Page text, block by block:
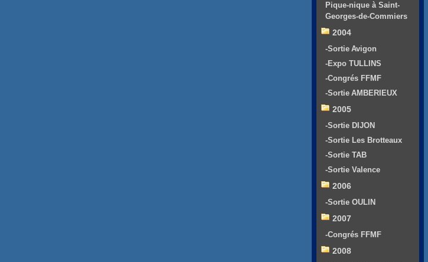
Pique-nique à Saint-
Georges-de-Commiers
2004
-Sortie Avigon
-Expo TULLINS
-Congrés FFMF
-Sortie AMBERIEUX
2005
-Sortie DIJON
-Sortie Les Brotteaux
-Sortie TAB
-Sortie Valence
2006
-Sortie OULIN
2007
-Congrés FFMF
2008